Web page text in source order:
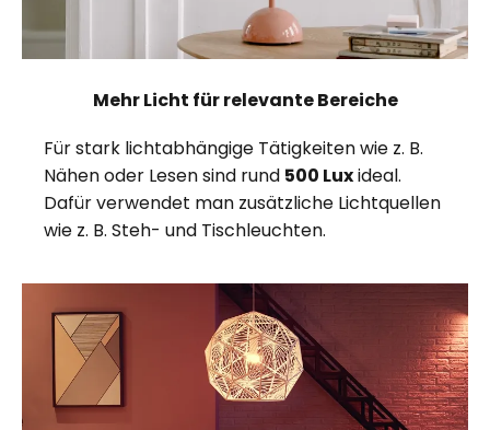
Mehr Licht für relevante Bereiche
Für stark lichtabhängige Tätigkeiten wie z. B.
Nähen oder Lesen sind rund 500 Luxideal.
Dafür verwendet man zusätzliche Lichtquellen
wie z. B. Steh- und Tischleuchten.